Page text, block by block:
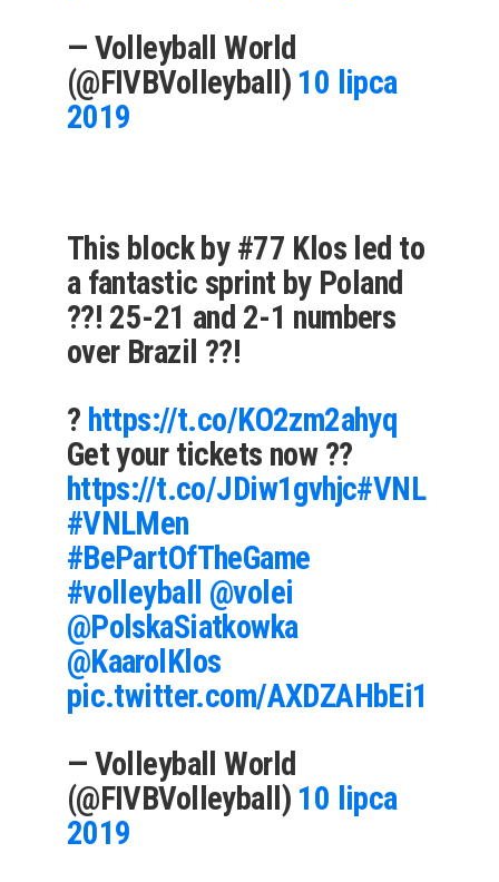
— Volleyball World
(@FIVBVolleyball) 10 lipca
2019
This block by #77 Klos led to
a fantastic sprint by Poland
??! 25-21 and 2-1 numbers
over Brazil ??!
? https://t.co/KO2zm2ahyq
Get your tickets now ??
https://t.co/JDiw1gvhjc#VNL
#VNLMen
#BePartOfTheGame
#volleyball @volei
@PolskaSiatkowka
@KaarolKlos
pic.twitter.com/AXDZAHbEi1
— Volleyball World
(@FIVBVolleyball) 10 lipca
2019